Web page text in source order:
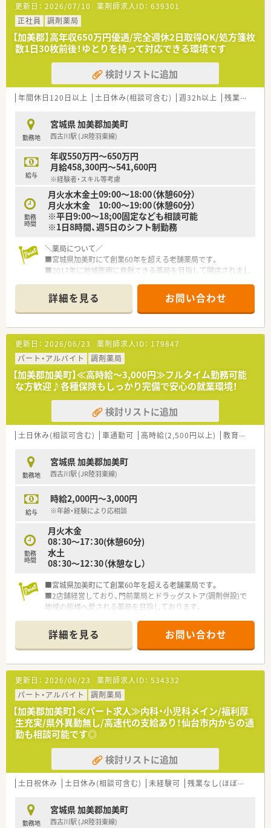
＼こんな方にオススメです／
■メリハリをつけてお仕事したい方
■子育てや家事等と両立し、しっかりプライベートも確保したい
方
更新日： 2026/07/10 薬剤師求人ID： 639301
正社員
調剤薬局
【加美郡】高年収650万円優遇/完全週休2日取得OK/処方箋枚
数1日30枚前後！ゆとりを持って対応できる環境です
検討リストに追加
年間休日120日以上 土日休み(相談可含む) 週32h以上 残業なし(ほぼなし含む)
勤務地
宮城県 加美郡加美町
西古川駅 (JR陸羽東線)
給与
年収550万円～650万円
月給458,300円～541,600円
※経験者・スキル等考慮
勤務
時間
月火水木金土09:00～18:00（休憩60分）
月火水木金 10:00～19:00（休憩60分）
※平日9:00～18;00固定なども相談可能
※1日8時間、週5日のシフト制勤務
＼薬局について／
■宮城県加美町にて創業60年を超える老舗薬局です。
■2017年に地域医療に貢献できる薬局を目指して開店されまし
■地域医療機関との連携も取りやすく、患者様との繋がりも強い
雰囲気の良い薬局です。
■OTCと薬局製剤を主力に併せて調剤業務を行っており、豊富な
経験ができる環境です。
＼オススメポイント／
■ご経験等を考慮し高年収650万円優遇いたします！
■近隣のクリニックから処方箋を面対応しています。その他施
設在宅の対応もしておりますので、往診同行や配達などの業務に
携わることができます。
詳細を見る お問い合わせ
更新日： 2026/06/23 薬剤師求人ID： 179847
パート・アルバイト
調剤薬局
【加美郡加美町】≪高時給～3,000円≫フルタイム勤務可能
な方歓迎♪各種保険もしっかり完備で安心の就業環境！
検討リストに追加
土日休み(相談可含む) 車通勤可 高時給(2,500円以上) 教育制度あり
勤務地
宮城県 加美郡加美町
西古川駅 (JR陸羽東線)
給与
時給2,000円～3,000円
※年齢・経験により応相談
勤務
時間
月火木金
08：30～17：30(休憩60分)
水土
08：30～12：30（休憩なし）
■宮城県加美町にて創業60年を超える老舗薬局です。
■2店舗経営しており、門前薬局とドラッグストア(調剤併設)で
地域の皆様へ愛される薬局を目指しております。
頂ける環境です。
■店舗内の風通し良く、のびのびとお仕事に取り組めます。
詳細を見る お問い合わせ
更新日： 2026/06/23 薬剤師求人ID： 534332
パート・アルバイト
調剤薬局
【加美郡加美町】≪パート求人≫内科・小児科メイン/福利厚
生充実/県外異動無し/高速代の支給あり！仙台市内からの通
勤も相談可能です◎
検討リストに追加
土日祝休み 土日休み(相談可含む) 未経験可 残業なし(ほぼなし含む)
勤務地
宮城県 加美郡加美町
西古川駅 (JR陸羽東線)